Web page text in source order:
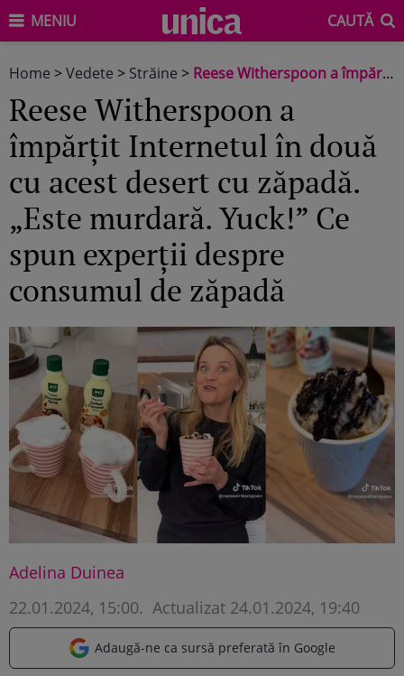
MENIU CAUTĂ
Home >Vedete > Străine > Reese Witherspoon a împărțit Internetul în două cu acest desert cu zăpadă. „Este murdară. Yuck!” Ce spun experții despre consumul de zăpadă
Reese Witherspoon a
împărțit Internetul în două
cu acest desert cu zăpadă.
„Este murdară. Yuck!” Ce
spun experții despre
consumul de zăpadă
Adelina Duinea
22.01.2024, 15:00. Actualizat 24.01.2024, 19:40
Adaugă-ne ca sursă preferată în Google